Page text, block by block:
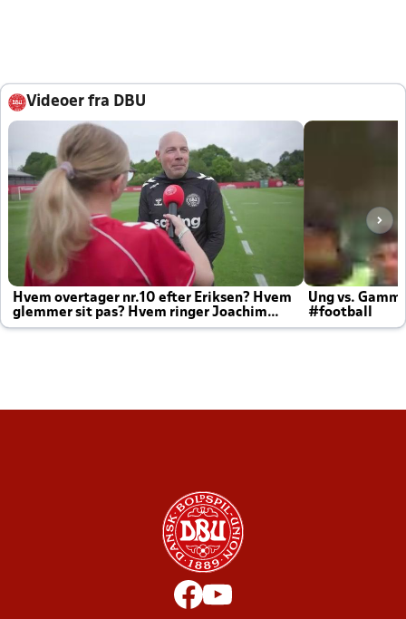
Videoer fra DBU
Hvem overtager nr.10 efter Eriksen? Hvem
glemmer sit pas? Hvem ringer Joachim
altid til efter kampe?
Ung vs.
#football